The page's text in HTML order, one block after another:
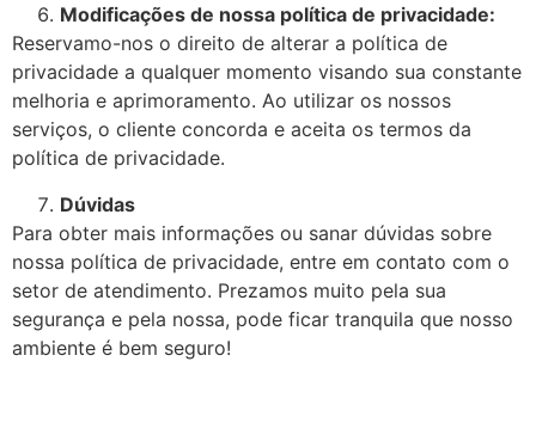
Modificações de nossa política de privacidade:
Reservamo-nos o direito de alterar a política de
privacidade a qualquer momento visando sua constante
melhoria e aprimoramento. Ao utilizar os nossos
serviços, o cliente concorda e aceita os termos da
política de privacidade.
Dúvidas
Para obter mais informações ou sanar dúvidas sobre
nossa política de privacidade, entre em contato com o
setor de atendimento. Prezamos muito pela sua
segurança e pela nossa, pode ficar tranquila que nosso
ambiente é bem seguro!